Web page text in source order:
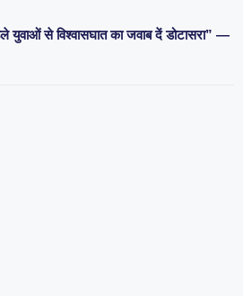
युवाओं से विश्वासघात का जवाब दें डोटासरा” —